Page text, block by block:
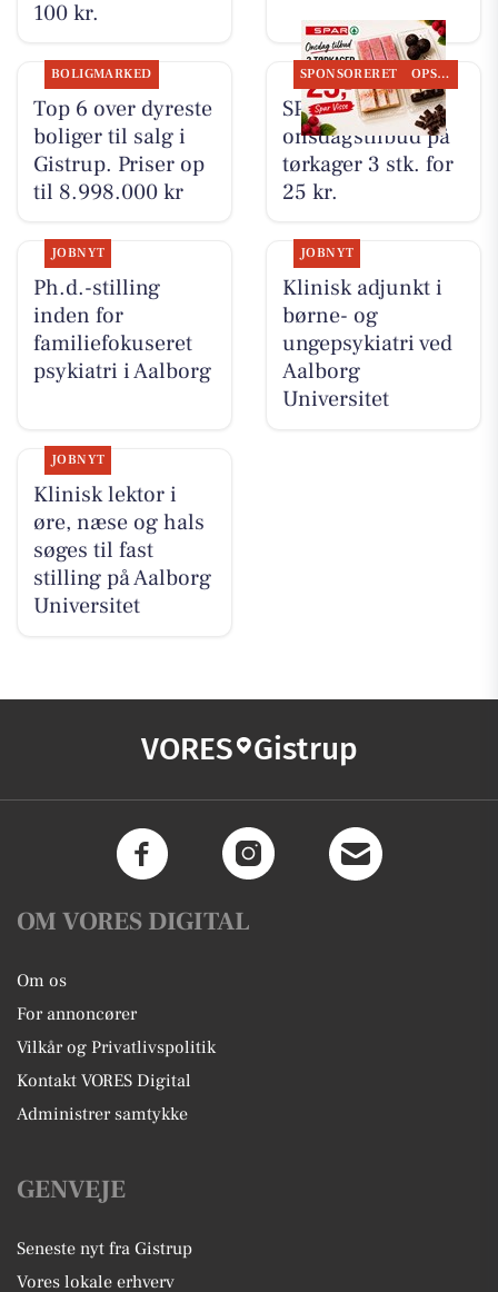
100 kr.
BOLIGMARKED
Top 6 over dyreste
boliger til salg i
Gistrup. Priser op
til 8.998.000 kr
SPONSORERET OPSLAGSTAVLEN
SPAR Visse har
onsdagstilbud på
tørkager 3 stk. for
25 kr.
JOBNYT
Ph.d.-stilling
inden for
familiefokuseret
psykiatri i Aalborg
JOBNYT
Klinisk adjunkt i
børne- og
ungepsykiatri ved
Aalborg
Universitet
JOBNYT
Klinisk lektor i
øre, næse og hals
søges til fast
stilling på Aalborg
Universitet
VORES Gistrup
OM VORES DIGITAL
Om os
For annoncører
Vilkår og Privatlivspolitik
Kontakt VORES Digital
Administrer samtykke
GENVEJE
Seneste nyt fra Gistrup
Vores lokale erhverv